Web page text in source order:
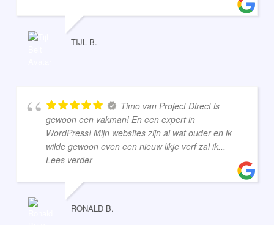
TIJL B.
Timo van Project Direct is
gewoon een vakman! En een expert in
WordPress! Mijn websites zijn al wat ouder en ik
wilde gewoon even een nieuw likje verf zal ik...
Lees verder
RONALD B.